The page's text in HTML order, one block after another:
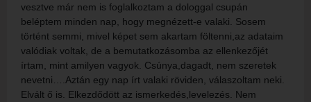
vesztve már nem is foglalkoztam a dologgal csupán
beléptem minden nap, hogy megnézett-e valaki. Sosem
történt semmi, mivel képet sem akartam föltenni,az adataim
valódiak voltak, de a bemutatkozásomba az ellenkezőjét
írtam, mint amilyen vagyok. Csúnya,dagadt, nem szeretek
nevetni….Aztán egy nap írt valaki röviden, válaszoltam neki.
Elvált ő is. Elkezdődött az ismerkedés,levelezés. Nem